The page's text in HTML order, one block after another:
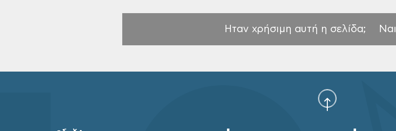
Ηταν χρήσιμη αυτή η σελίδα; Ναι